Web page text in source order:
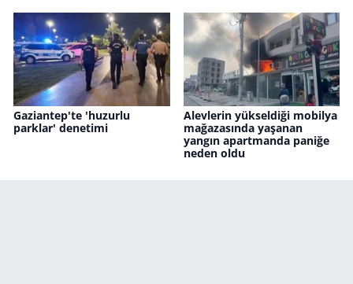
Gaziantep'te 'huzurlu
parklar' denetimi
Alevlerin yükseldiği mobilya
mağazasında yaşanan
yangın apartmanda paniğe
neden oldu